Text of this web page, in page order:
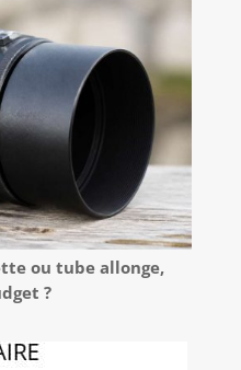
ou tube allonge,
?